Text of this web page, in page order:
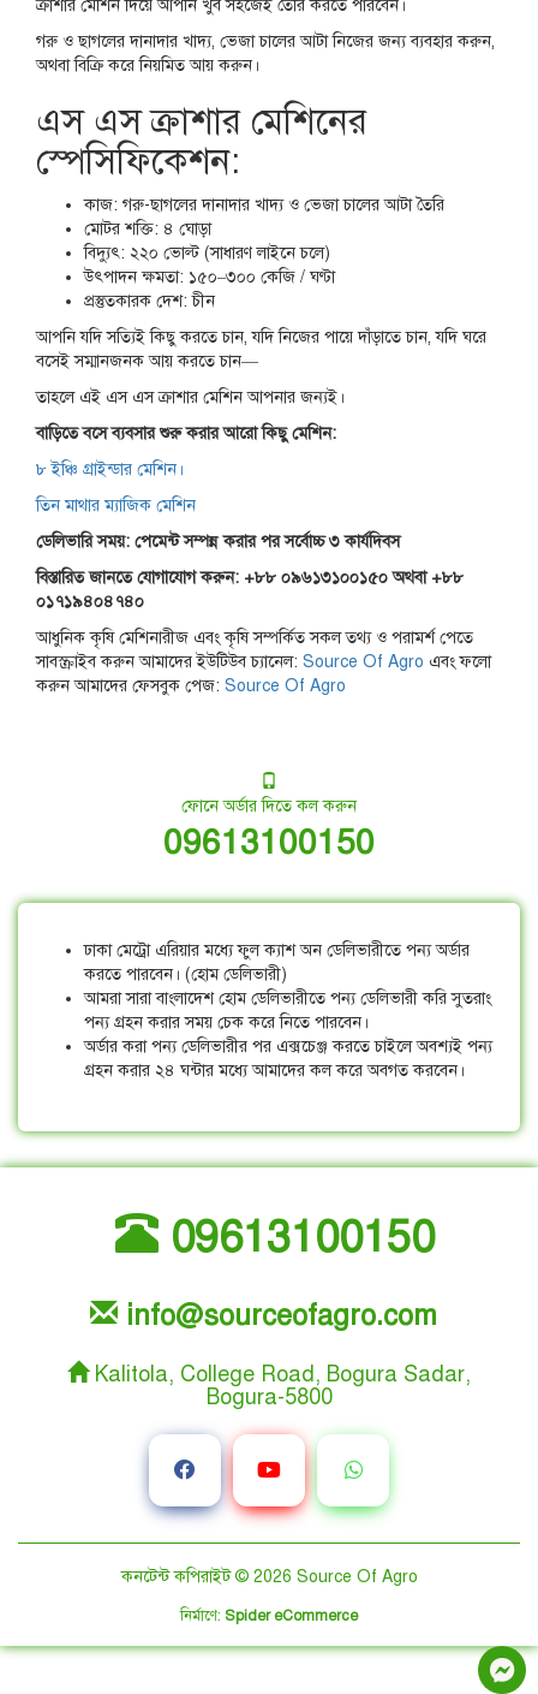
ক্রাশার মেশিন দিয়ে আপনি খুব সহজেই তৈরি করতে পারবেন।
গরু ও ছাগলের দানাদার খাদ্য, ভেজা চালের আটা নিজের জন্য ব্যবহার করুন,
অথবা বিক্রি করে নিয়মিত আয় করুন।
এস এস ক্রাশার মেশিনের
স্পেসিফিকেশন:
কাজ: গরু-ছাগলের দানাদার খাদ্য ও ভেজা চালের আটা তৈরি
মোটর শক্তি: ৪ ঘোড়া
বিদ্যুৎ: ২২০ ভোল্ট (সাধারণ লাইনে চলে)
উৎপাদন ক্ষমতা: ১৫০–৩০০ কেজি / ঘণ্টা
প্রস্তুতকারক দেশ: চীন
আপনি যদি সত্যিই কিছু করতে চান, যদি নিজের পায়ে দাঁড়াতে চান, যদি ঘরে
বসেই সম্মানজনক আয় করতে চান—
তাহলে এই এস এস ক্রাশার মেশিন আপনার জন্যই।
বাড়িতে বসে ব্যবসার শুরু করার আরো কিছু মেশিন:
৮ ইঞ্চি গ্রাইন্ডার মেশিন।
তিন মাথার ম্যাজিক মেশিন
ডেলিভারি সময়: পেমেন্ট সম্পন্ন করার পর সর্বোচ্চ ৩ কার্যদিবস
বিস্তারিত জানতে যোগাযোগ করুন: +৮৮ ০৯৬১৩১০০১৫০ অথবা +৮৮
০১৭১৯৪০৪৭৪০
আধুনিক কৃষি মেশিনারীজ এবং কৃষি সম্পর্কিত সকল তথ্য ও পরামর্শ পেতে
সাবস্ক্রাইব করুন আমাদের ইউটিউব চ্যানেল: Source Of Agro এবং ফলো
করুন আমাদের ফেসবুক পেজ: Source Of Agro
ফোনে অর্ডার দিতে কল করুন
09613100150
ঢাকা মেট্রো এরিয়ার মধ্যে ফুল ক্যাশ অন ডেলিভারীতে পন্য অর্ডার
করতে পারবেন। (হোম ডেলিভারী)
আমরা সারা বাংলাদেশ হোম ডেলিভারীতে পন্য ডেলিভারী করি সুতরাং
পন্য গ্রহন করার সময় চেক করে নিতে পারবেন।
অর্ডার করা পন্য ডেলিভারীর পর এক্সচেঞ্জ করতে চাইলে অবশ্যই পন্য
গ্রহন করার ২৪ ঘন্টার মধ্যে আমাদের কল করে অবগত করবেন।
09613100150
info@sourceofagro.com
Kalitola, College Road, Bogura Sadar,
Bogura-5800
কনটেন্ট কপিরাইট © 2026 Source Of Agro
নির্মাণে: Spider eCommerce